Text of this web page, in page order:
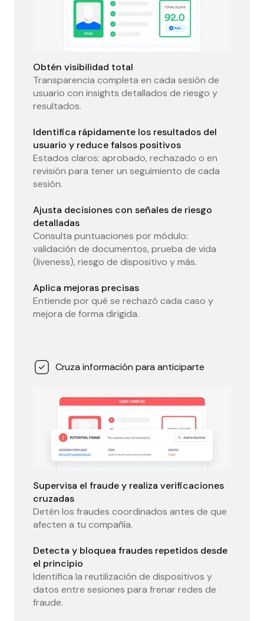
Obtén visibilidad total
Transparencia completa en cada sesión de
usuario con insights detallados de riesgo y
resultados.
Identifica rápidamente los resultados del
usuario y reduce falsos positivos
Estados claros: aprobado, rechazado o en
revisión para tener un seguimiento de cada
sesión.
Ajusta decisiones con señales de riesgo
detalladas
Consulta puntuaciones por módulo:
validación de documentos, prueba de vida
(liveness), riesgo de dispositivo y más.
Aplica mejoras precisas
Entiende por qué se rechazó cada caso y
mejora de forma dirigida.
Cruza información para anticiparte
Supervisa el fraude y realiza verificaciones
cruzadas
Detén los fraudes coordinados antes de que
afecten a tu compañía.
Detecta y bloquea fraudes repetidos desde
el principio
Identifica la reutilización de dispositivos y
datos entre sesiones para frenar redes de
fraude.